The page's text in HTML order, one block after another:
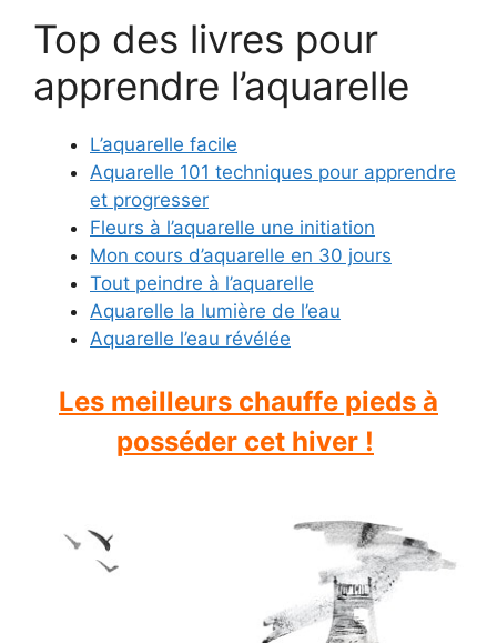
Top des livres pour
apprendre l’aquarelle
L’aquarelle facile
Aquarelle 101 techniques pour apprendre
et progresser
Fleurs à l’aquarelle une initiation
Mon cours d’aquarelle en 30 jours
Tout peindre à l’aquarelle
Aquarelle la lumière de l’eau
Aquarelle l’eau révélée
Les meilleurs chauffe pieds à
posséder cet hiver !